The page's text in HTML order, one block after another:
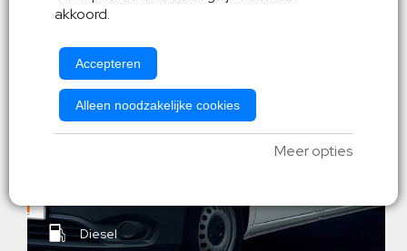
Diesel
akkoord.
Accepteren
Alleen noodzakelijke cookies
Meer opties